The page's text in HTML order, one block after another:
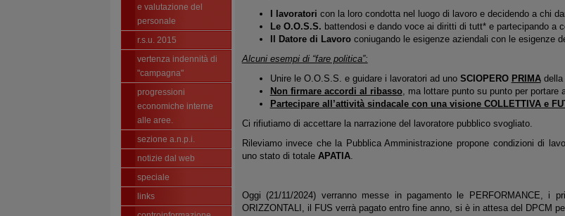
e valutazione del
personale
r.s.u. 2015
vertenza indennità di
"campagna"
progressioni
economiche interne
alle aree.
sezione a.n.p.i.
notizie dal web
speciale
links
I lavoratori con la loro condotta nel luogo di lavoro e decidendo a chi
Le O.O.S.S. battendosi e dando voce ai diritti di tutt* e partecipando a
Il Datore di Lavoroconiugando le esigenze aziendali con le esigenze
Alcuni esempi di “fare politica”:
Unire le O.O.S.S. e guidare i lavoratori ad uno SCIOPERO PRIMAdella
Non firmare accordi al ribasso, ma lottare punto su punto per portare
Partecipare all’attività sindacale con una visione COLLETTIVA e
Ci rifiutiamo di accettare la narrazione del lavoratore pubblico svogliato.
Rileviamo invece che la Pubblica Amministrazione propone condizioni di
uno stato di totale APATIA.
Oggi (21/11/2024) verranno messe in pagamento le PERFORMANCE, i
ORIZZONTALI, il FUS verrà pagato entro fine anno, si è in attesa del DPCM